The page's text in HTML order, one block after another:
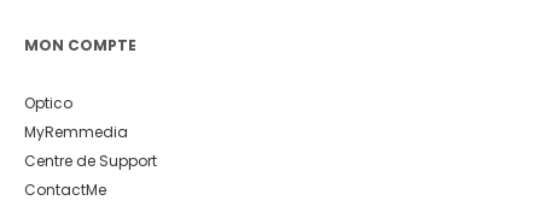
MON COMPTE
Optico
MyRemmedia
Centre de Support
ContactMe